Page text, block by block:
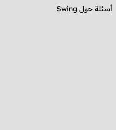
أسئلة حول Swing